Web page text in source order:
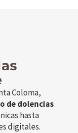
Coloma,
de dolencias
hasta
digitales.